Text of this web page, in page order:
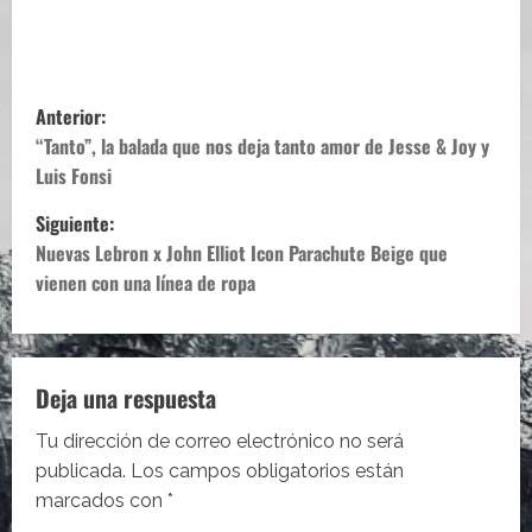
N
a
v
e
g
a
c
i
ó
Anterior:
“Tanto”, la balada que nos deja tanto amor de Jesse & Joy y
Luis Fonsi
Siguiente:
Nuevas Lebron x John Elliot Icon Parachute Beige que
vienen con una línea de ropa
Deja una respuesta
Tu dirección de correo electrónico no será
publicada. Los campos obligatorios están
marcados con *